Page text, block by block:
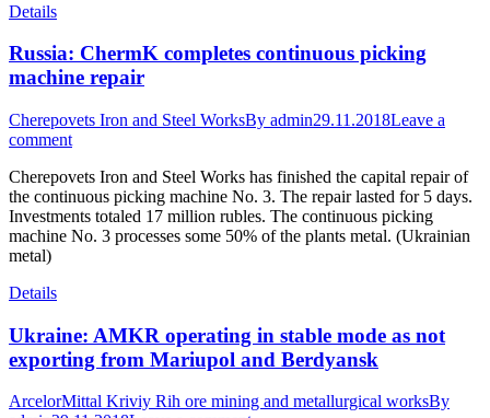
Details
Russia: ChermK completes continuous picking
machine repair
Cherepovets Iron and Steel WorksBy admin29.11.2018Leave a
comment
Cherepovets Iron and Steel Works has finished the capital repair of
the continuous picking machine No. 3. The repair lasted for 5 days.
Investments totaled 17 million rubles. The continuous picking
machine No. 3 processes some 50% of the plants metal. (Ukrainian
metal)
Details
Ukraine: AMKR operating in stable mode as not
exporting from Mariupol and Berdyansk
ArcelorMittal Kriviy Rih ore mining and metallurgical worksBy